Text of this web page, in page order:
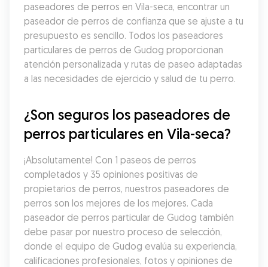
paseadores de perros en Vila-seca, encontrar un
paseador de perros de confianza que se ajuste a tu
presupuesto es sencillo. Todos los paseadores
particulares de perros de Gudog proporcionan
atención personalizada y rutas de paseo adaptadas
a las necesidades de ejercicio y salud de tu perro.
¿Son seguros los paseadores de
perros particulares en Vila-seca?
¡Absolutamente! Con 1 paseos de perros
completados y 35 opiniones positivas de
propietarios de perros, nuestros paseadores de
perros son los mejores de los mejores. Cada
paseador de perros particular de Gudog también
debe pasar por nuestro proceso de selección,
donde el equipo de Gudog evalúa su experiencia,
calificaciones profesionales, fotos y opiniones de